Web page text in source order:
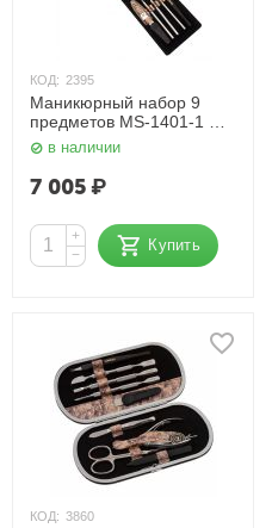
КОД: 2395
Маникюрный набор 9
предметов MS-1401-1 S
Zinger
в наличии
7 005₽
+
−
Купить
КОД: 3860